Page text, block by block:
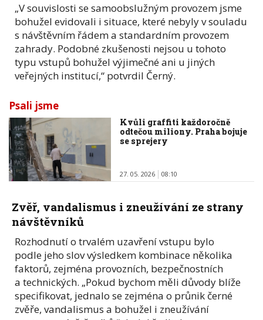
„V souvislosti se samoobslužným provozem jsme
bohužel evidovali i situace, které nebyly v souladu
s návštěvním řádem a standardním provozem
zahrady. Podobné zkušenosti nejsou u tohoto
typu vstupů bohužel výjimečné ani u jiných
veřejných institucí,“ potvrdil Černý.
Psali jsme
Kvůli graffiti každoročně
odtečou miliony. Praha bojuje
se sprejery
27. 05. 2026 08:10
Zvěř, vandalismus i zneužívání ze strany
návštěvníků
Rozhodnutí o trvalém uzavření vstupu bylo
podle jeho slov výsledkem kombinace několika
faktorů, zejména provozních, bezpečnostních
a technických. „Pokud bychom měli důvody blíže
specifikovat, jednalo se zejména o průnik černé
zvěře, vandalismus a bohužel i zneužívání